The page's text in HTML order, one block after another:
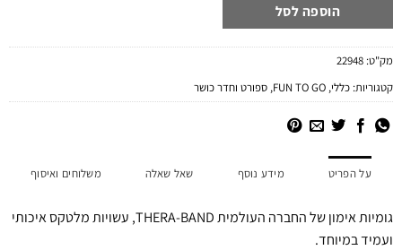
הוספה לסל
מק"ט:22948
קטגוריות:כללי,
FUN TO GO
,ספורט וחדר כושר
על הפריט מידע נוסף שאל שאלה משלוחים ואיסוף
גומיות אימון של החברה העולמית THERA-BAND, עשויות מלטקס איכותי
ועמיד במיוחד.